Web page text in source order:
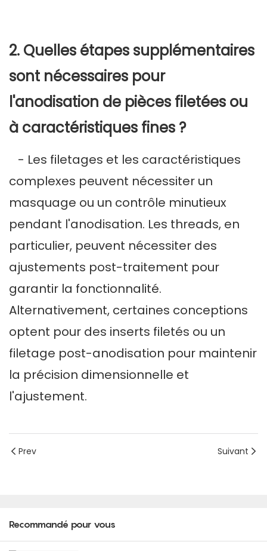
2. Quelles étapes supplémentaires
sont nécessaires pour
l'anodisation de pièces filetées ou
à caractéristiques fines ?
- Les filetages et les caractéristiques
complexes peuvent nécessiter un
masquage ou un contrôle minutieux
pendant l'anodisation. Les threads, en
particulier, peuvent nécessiter des
ajustements post-traitement pour
garantir la fonctionnalité.
Alternativement, certaines conceptions
optent pour des inserts filetés ou un
filetage post-anodisation pour maintenir
la précision dimensionnelle et
l'ajustement.
Prev Suivant
Recommandé pour vous